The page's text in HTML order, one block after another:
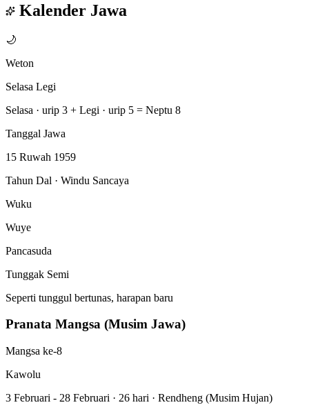
Kalender Jawa
🌙
Weton
Selasa Legi
Selasa · urip 3 + Legi · urip 5 = Neptu 8
Tanggal Jawa
15 Ruwah 1959
Tahun Dal · Windu Sancaya
Wuku
Wuye
Pancasuda
Tunggak Semi
Seperti tunggul bertunas, harapan baru
Pranata Mangsa (Musim Jawa)
Mangsa ke-8
Kawolu
3 Februari - 28 Februari · 26 hari · Rendheng (Musim Hujan)